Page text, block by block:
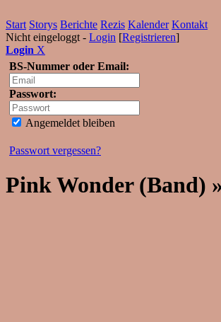
Start Storys Berichte Rezis Kalender Kontakt
Nicht eingeloggt - Login [Registrieren]
Login X
BS-Nummer oder Email:
Passwort:
Angemeldet bleiben
Passwort vergessen?
Pink Wonder (Band)